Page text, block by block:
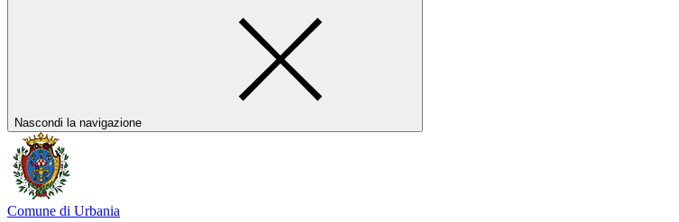
Nascondi la navigazione
Comune di Urbania